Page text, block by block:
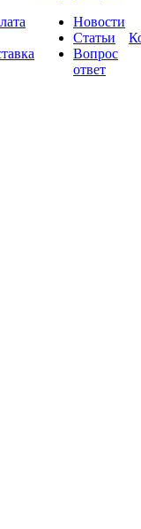
Новости
Статьи
Вопрос
ответ